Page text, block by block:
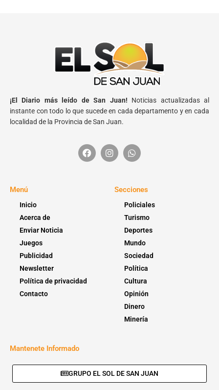
¡El Diario más leído de San Juan! Noticias actualizadas al
instante con todo lo que sucede en cada departamento y en cada
localidad de la Provincia de San Juan.
Menú
Inicio
Acerca de
Enviar Noticia
Juegos
Publicidad
Newsletter
Política de privacidad
Contacto
Secciones
Policiales
Turismo
Deportes
Mundo
Sociedad
Política
Cultura
Opinión
Dinero
Minería
Mantenete Informado
GRUPO EL SOL DE SAN JUAN